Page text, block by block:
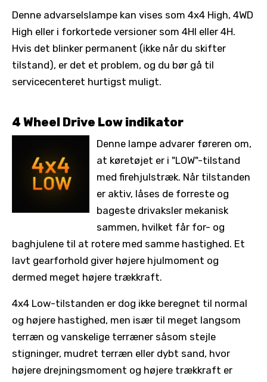
Denne advarselslampe kan vises som 4x4 High, 4WD
High eller i forkortede versioner som 4HI eller 4H.
Hvis det blinker permanent (ikke når du skifter
tilstand), er det et problem, og du bør gå til
servicecenteret hurtigst muligt.
4 Wheel Drive Low indikator
Denne lampe advarer føreren om,
at køretøjet er i "LOW"-tilstand
med firehjulstræk. Når tilstanden
er aktiv, låses de forreste og
bageste drivaksler mekanisk
sammen, hvilket får for- og
baghjulene til at rotere med samme hastighed. Et
lavt gearforhold giver højere hjulmoment og
dermed meget højere trækkraft.
4x4 Low-tilstanden er dog ikke beregnet til normal
og højere hastighed, men især til meget langsom
terræn og vanskelige terræner såsom stejle
stigninger, mudret terræn eller dybt sand, hvor
højere drejningsmoment og højere trækkraft er